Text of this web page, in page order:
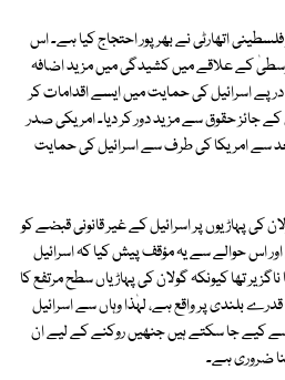
اتھارٹی نے بھرپور احتجاج کیا ہے۔ اس
کے علاقے میں کشیدگی میں مزید اضافہ
پے اسرائیل کی حمایت میں ایسے اقدامات کر
جائز حقوق سے مزید دور کر دیا۔ امریکی صدر
سے امریکا کی طرف سے اسرائیل کی حمایت
پہاڑیوں پر اسرائیل کے غیر قانونی قبضے کو
اس حوالے سے یہ مؤقف پیش کیا کہ اسرائیل
تھا کیونکہ گولان کی پہاڑیاں سطح مرتفع کا
بلندی پر واقع ہے، لہٰذا وہاں سے اسرائیل
کیے جا سکتے ہیں جنھیں روکنے کے لیے ان
ضروری ہے۔